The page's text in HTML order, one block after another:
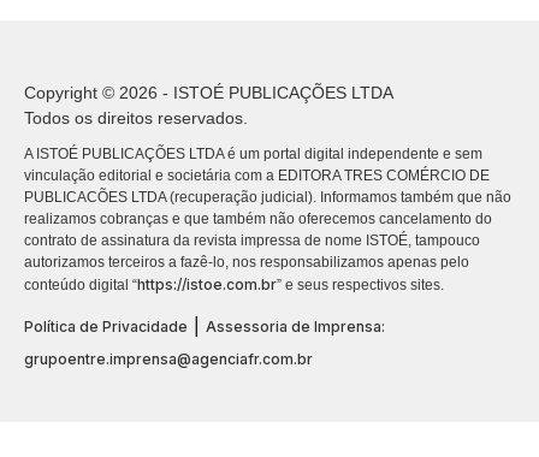
Copyright © 2026 - ISTOÉ PUBLICAÇÕES LTDA
Todos os direitos reservados.
A ISTOÉ PUBLICAÇÕES LTDA é um portal digital independente e sem
vinculação editorial e societária com a EDITORA TRES COMÉRCIO DE
PUBLICACÕES LTDA (recuperação judicial). Informamos também que não
realizamos cobranças e que também não oferecemos cancelamento do
contrato de assinatura da revista impressa de nome ISTOÉ, tampouco
autorizamos terceiros a fazê-lo, nos responsabilizamos apenas pelo
conteúdo digital “https://istoe.com.br” e seus respectivos sites.
Política de Privacidade
Assessoria de Imprensa:
grupoentre.imprensa@agenciafr.com.br